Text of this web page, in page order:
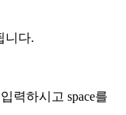
니다.
력하시고 space를